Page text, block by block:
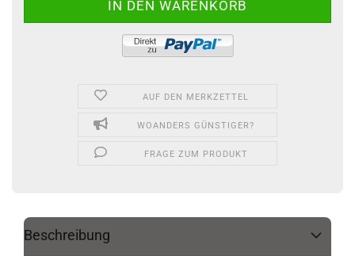
AUF DEN MERKZETTEL
WOANDERS GÜNSTIGER?
FRAGE ZUM PRODUKT
Beschreibung